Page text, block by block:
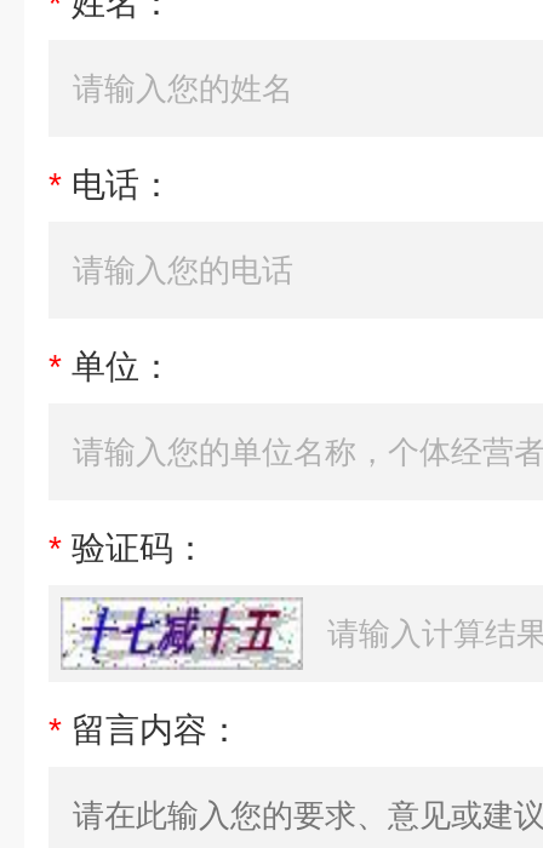
* 电话：
* 单位：
* 验证码：
* 留言内容：